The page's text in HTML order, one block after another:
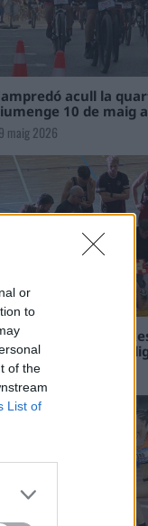
or
to
of the
List of
acull la
10 de maig
maig 2026
Cantaires amb
tram decisiu de la
maig 2026